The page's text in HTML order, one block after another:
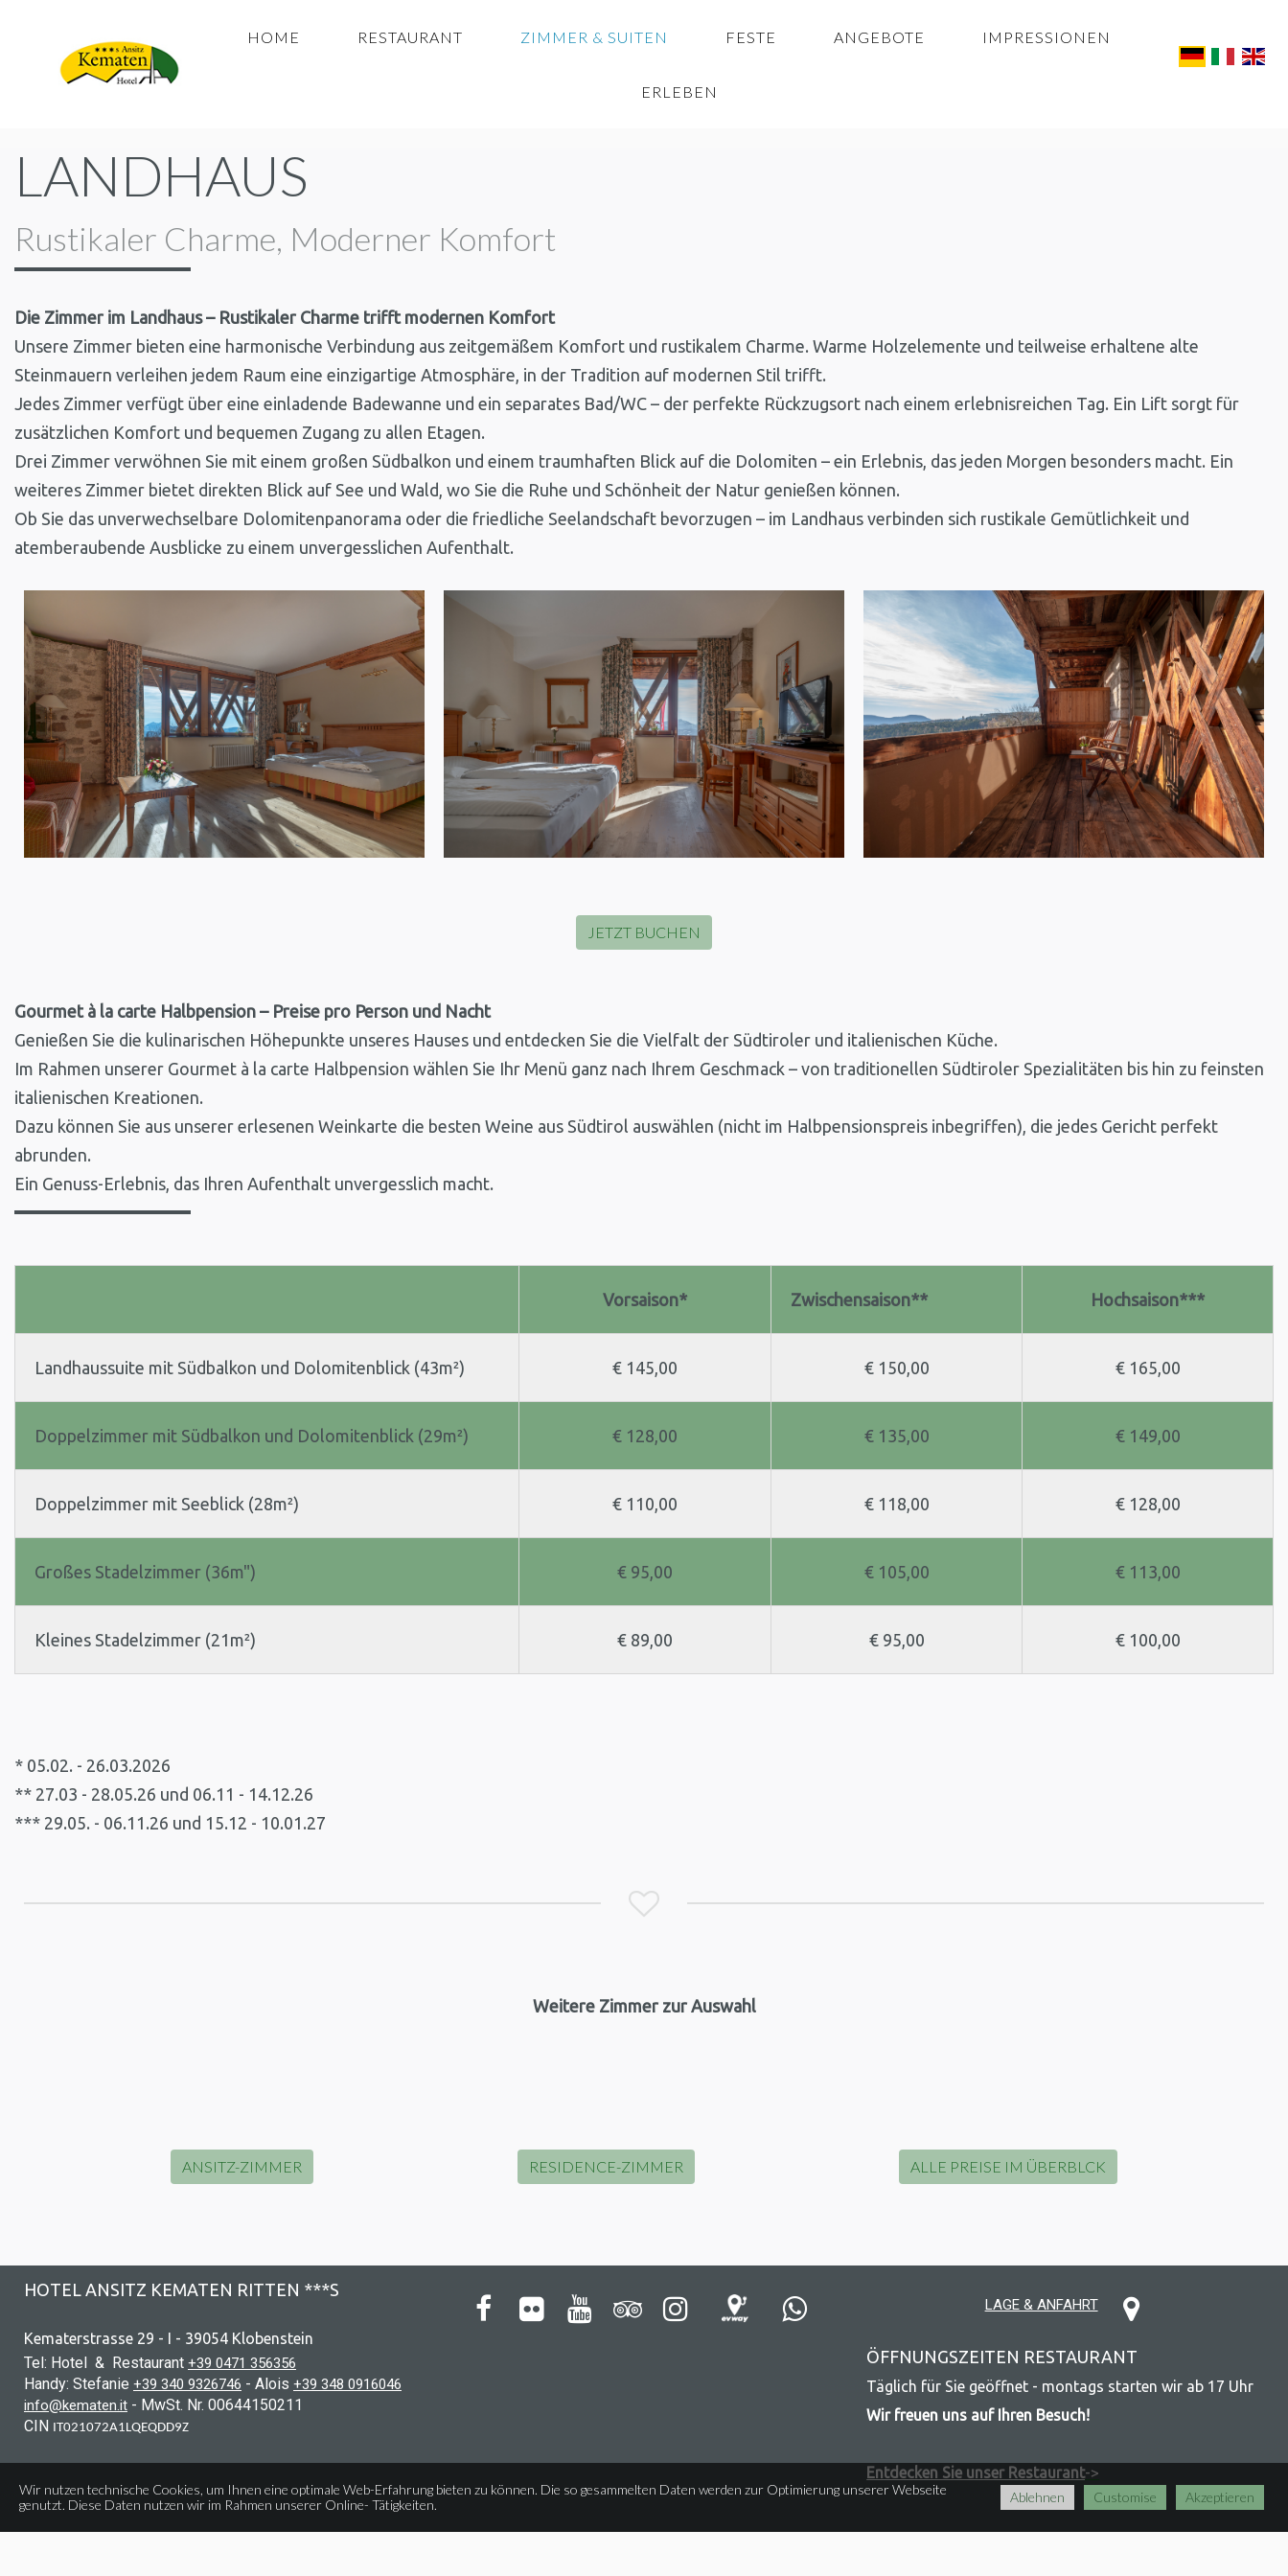
HOME RESTAURANT ZIMMER & SUITEN FESTE ANGEBOTE IMPRESSIONEN
ERLEBEN
LANDHAUS
Rustikaler Charme, Moderner Komfort
Die Zimmer im Landhaus – Rustikaler Charme trifft modernen Komfort
Unsere Zimmer bieten eine harmonische Verbindung aus zeitgemäßem Komfort und rustikalem Charme. Warme Holzelemente und teilweise erhaltene alte
Steinmauern verleihen jedem Raum eine einzigartige Atmosphäre, in der Tradition auf modernen Stil trifft.
Jedes Zimmer verfügt über eine einladende Badewanne und ein separates Bad/WC – der perfekte Rückzugsort nach einem erlebnisreichen Tag. Ein Lift sorgt für
zusätzlichen Komfort und bequemen Zugang zu allen Etagen.
Drei Zimmer verwöhnen Sie mit einem großen Südbalkon und einem traumhaften Blick auf die Dolomiten – ein Erlebnis, das jeden Morgen besonders macht. Ein
weiteres Zimmer bietet direkten Blick auf See und Wald, wo Sie die Ruhe und Schönheit der Natur genießen können.
Ob Sie das unverwechselbare Dolomitenpanorama oder die friedliche Seelandschaft bevorzugen – im Landhaus verbinden sich rustikale Gemütlichkeit und
atemberaubende Ausblicke zu einem unvergesslichen Aufenthalt.
JETZT BUCHEN
Gourmet à la carte Halbpension – Preise pro Person und Nacht
Genießen Sie die kulinarischen Höhepunkte unseres Hauses und entdecken Sie die Vielfalt der Südtiroler und italienischen Küche.
Im Rahmen unserer Gourmet à la carte Halbpension wählen Sie Ihr Menü ganz nach Ihrem Geschmack – von traditionellen Südtiroler Spezialitäten bis hin zu feinsten
italienischen Kreationen.
Dazu können Sie aus unserer erlesenen Weinkarte die besten Weine aus Südtirol auswählen (nicht im Halbpensionspreis inbegriffen), die jedes Gericht perfekt
abrunden.
Ein Genuss-Erlebnis, das Ihren Aufenthalt unvergesslich macht.
Vorsaison* Zwischensaison** Hochsaison***
Landhaussuite mit Südbalkon und Dolomitenblick (43m²) € 145,00 € 150,00 € 165,00
Doppelzimmer mit Südbalkon und Dolomitenblick (29m²) € 128,00 € 135,00 € 149,00
Doppelzimmer mit Seeblick (28m²) € 110,00 € 118,00 € 128,00
Großes Stadelzimmer (36m") € 95,00 € 105,00 € 113,00
Kleines Stadelzimmer (21m²) € 89,00 € 95,00 € 100,00
* 05.02. - 26.03.2026
** 27.03 - 28.05.26 und 06.11 - 14.12.26
*** 29.05. - 06.11.26 und 15.12 - 10.01.27

Weitere Zimmer zur Auswahl
ANSITZ-ZIMMER RESIDENCE-ZIMMER ALLE PREISE IM ÜBERBLCK
HOTEL ANSITZ KEMATEN RITTEN ***S
Kematerstrasse 29 - I - 39054 Klobenstein
Tel: Hotel & Restaurant +39 0471 356356
Handy: Stefanie +39 340 9326746 - Alois +39 348 0916046
info@kematen.it - MwSt. Nr. 00644150211
CIN IT021072A1LQEQDD9Z
      LAGE & ANFAHRT 
ÖFFNUNGSZEITEN RESTAURANT
Täglich für Sie geöffnet - montags starten wir ab 17 Uhr
Wir freuen uns auf Ihren Besuch!
Entdecken Sie unser Restaurant->
Wir nutzen technische Cookies, um Ihnen eine optimale Web-Erfahrung bieten zu können. Die so gesammelten Daten werden zur Optimierung unserer Webseite
genutzt. Diese Daten nutzen wir im Rahmen unserer Online- Tätigkeiten.
Ablehnen Customise Akzeptieren